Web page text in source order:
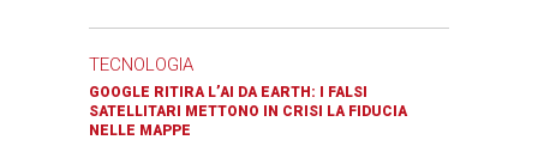
TECNOLOGIA
GOOGLE RITIRA L’AI DA EARTH: I FALSI
SATELLITARI METTONO IN CRISI LA FIDUCIA
NELLE MAPPE